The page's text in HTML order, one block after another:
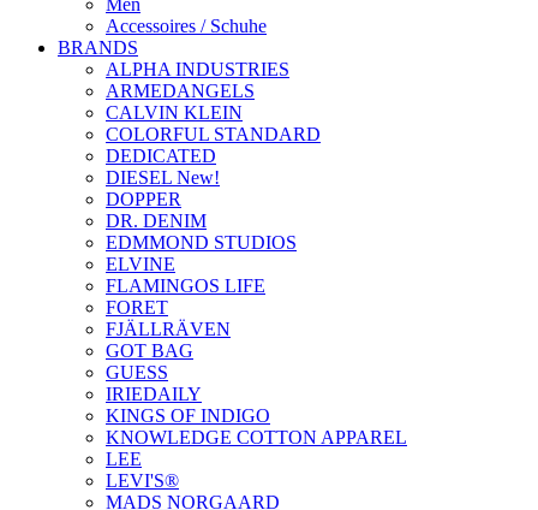
Men
Accessoires / Schuhe
BRANDS
ALPHA INDUSTRIES
ARMEDANGELS
CALVIN KLEIN
COLORFUL STANDARD
DEDICATED
DIESEL New!
DOPPER
DR. DENIM
EDMMOND STUDIOS
ELVINE
FLAMINGOS LIFE
FORET
FJÄLLRÄVEN
GOT BAG
GUESS
IRIEDAILY
KINGS OF INDIGO
KNOWLEDGE COTTON APPAREL
LEE
LEVI'S®
MADS NORGAARD